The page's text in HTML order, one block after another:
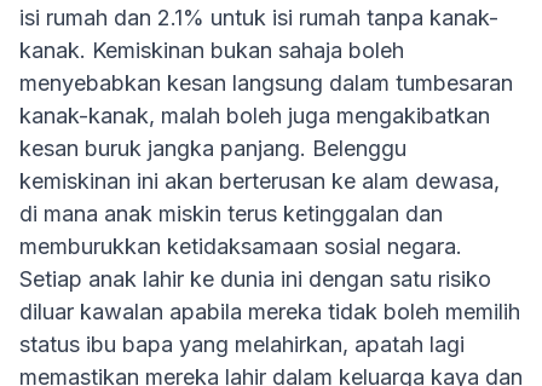
isi rumah dan 2.1% untuk isi rumah tanpa kanak-
kanak. Kemiskinan bukan sahaja boleh
menyebabkan kesan langsung dalam tumbesaran
kanak-kanak, malah boleh juga mengakibatkan
kesan buruk jangka panjang. Belenggu
kemiskinan ini akan berterusan ke alam dewasa,
di mana anak miskin terus ketinggalan dan
memburukkan ketidaksamaan sosial negara.
Setiap anak lahir ke dunia ini dengan satu risiko
diluar kawalan apabila mereka tidak boleh memilih
status ibu bapa yang melahirkan, apatah lagi
memastikan mereka lahir dalam keluarga kaya dan